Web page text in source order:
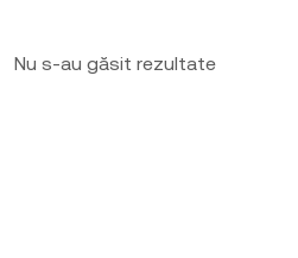
Nu s-au găsit rezultate